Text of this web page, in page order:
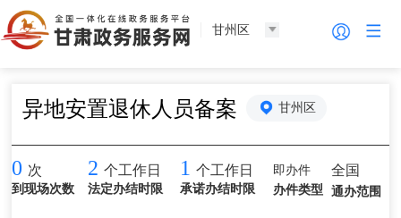
甘州区
异地安置退休人员备案 甘州区
0 次
到现场次数
2 个工作日
法定办结时限
1 个工作日
承诺办结时限
即办件
办件类型
全国
通办范围